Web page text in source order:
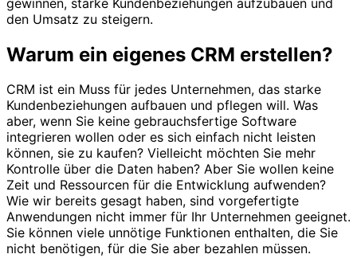
den Umsatz zu steigern.
Warum ein eigenes CRM erstellen?
CRM ist ein Muss für jedes Unternehmen, das starke
Kundenbeziehungen aufbauen und pflegen will. Was
aber, wenn Sie keine gebrauchsfertige Software
integrieren wollen oder es sich einfach nicht leisten
können, sie zu kaufen? Vielleicht möchten Sie mehr
Kontrolle über die Daten haben? Aber Sie wollen keine
Zeit und Ressourcen für die Entwicklung aufwenden?
Wie wir bereits gesagt haben, sind vorgefertigte
Anwendungen nicht immer für Ihr Unternehmen geeignet.
Sie können viele unnötige Funktionen enthalten, die Sie
nicht benötigen, für die Sie aber bezahlen müssen.